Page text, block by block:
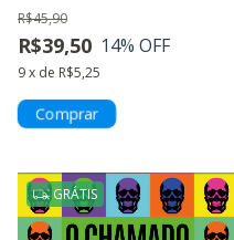
R$39,50
R$45,90
14% OFF
9x de R$5,25
GRÁTIS